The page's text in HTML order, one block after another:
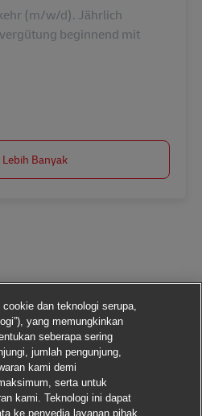
(m/w/d). Jährlich
beginnend mit
Banyak
dan teknologi serupa,
yang memungkinkan
seberapa sering
jumlah pengunjung,
kami demi
serta untuk
kami. Teknologi ini dapat
ke penyedia layanan pihak